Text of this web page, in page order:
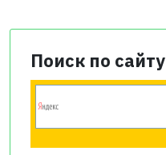
Поиск по сайту